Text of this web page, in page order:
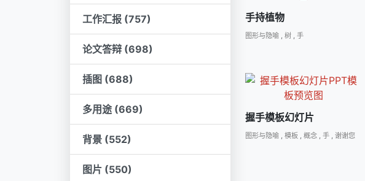
工作汇报 (757)
论文答辩 (698)
插图 (688)
多用途 (669)
背景 (552)
图片 (550)
手持植物
图形与隐喻 , 树 , 手
握手模板幻灯片
图形与隐喻 , 模板 , 概念 , 手 , 谢谢您